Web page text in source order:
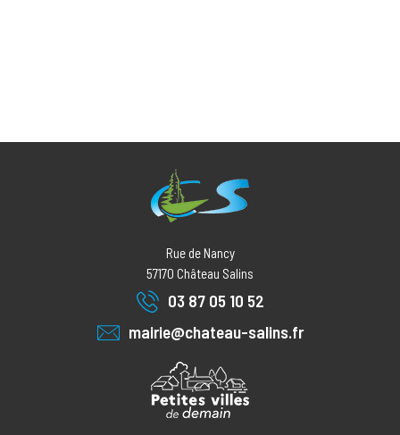
Rue de Nancy
57170 Château Salins
03 87 05 10 52
mairie@chateau-salins.fr